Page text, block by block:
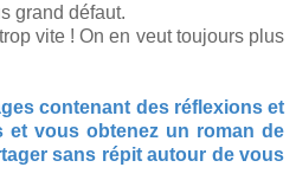
grand défaut.
vite ! On en veut toujours plus
contenant des réflexions et
et vous obtenez un roman de
sans répit autour de vous